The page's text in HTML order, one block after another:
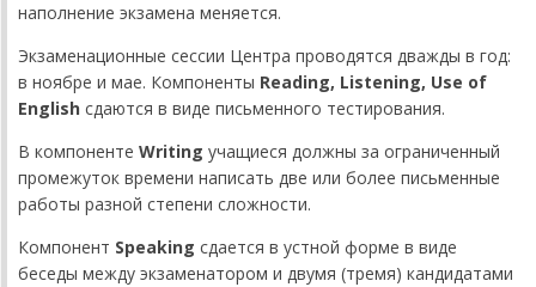
наполнение экзамена меняется.
Экзаменационные сессии Центра проводятся дважды в год:
в ноябре и мае. Компоненты Reading, Listening, Use of
English сдаются в виде письменного тестирования.
В компоненте Writing учащиеся должны за ограниченный
промежуток времени написать две или более письменные
работы разной степени сложности.
Компонент Speaking сдается в устной форме в виде
беседы между экзаменатором и двумя (тремя) кандидатами